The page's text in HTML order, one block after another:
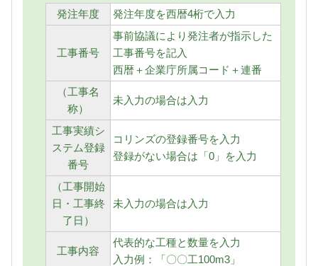
発注年度 発注年度を西暦4桁で入力
工事番号
事前協議により発注者が指示した
工事番号を記入
西暦＋企業庁所属コード＋連番
（工事名
称）
未入力の場合は入力
工事実績シ
ステム登録
番号
コリンズの登録番号を入力
登録がない場合は「0」を入力
（工事開始
日・工事終
了日）
未入力の場合は入力
工事内容
代表的な工種と数量を入力
入力例：「〇〇工100m3」